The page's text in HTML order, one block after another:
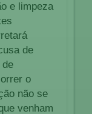
e limpeza
de
o
não se
venham